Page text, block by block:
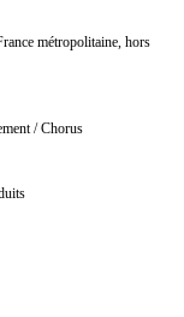
métropolitaine, hors
/ Chorus